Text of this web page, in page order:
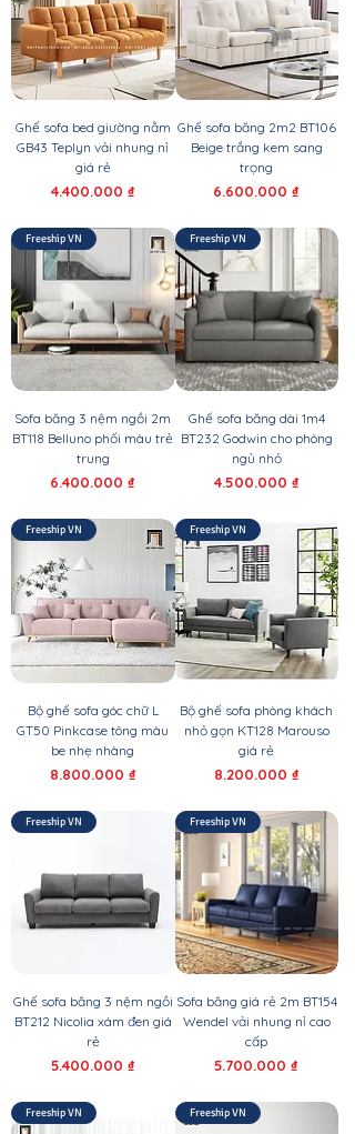
Ghế sofa bed giường nằm
GB43 Teplyn vải nhung nỉ
giá rẻ
Giá
4.400.000 ₫
Ghế sofa băng 2m2 BT106
Beige trắng kem sang
trọng
Giá
6.600.000 ₫
Freeship VN
Sofa băng 3 nệm ngồi 2m
BT118 Belluno phối màu trẻ
trung
Giá
6.400.000 ₫
Freeship VN
Ghế sofa băng dài 1m4
BT232 Godwin cho phòng
ngủ nhỏ
Giá
4.500.000 ₫
Freeship VN
Bộ ghế sofa góc chữ L
GT50 Pinkcase tông màu
be nhẹ nhàng
Giá
8.800.000 ₫
Freeship VN
Bộ ghế sofa phòng khách
nhỏ gọn KT128 Marouso
giá rẻ
Giá
8.200.000 ₫
Freeship VN
Ghế sofa băng 3 nệm ngồi
BT212 Nicolia xám đen giá
rẻ
Giá
5.400.000 ₫
Freeship VN
Sofa băng giá rẻ 2m BT154
Wendel vải nhung nỉ cao
cấp
Giá
5.700.000 ₫
Freeship VN Freeship VN